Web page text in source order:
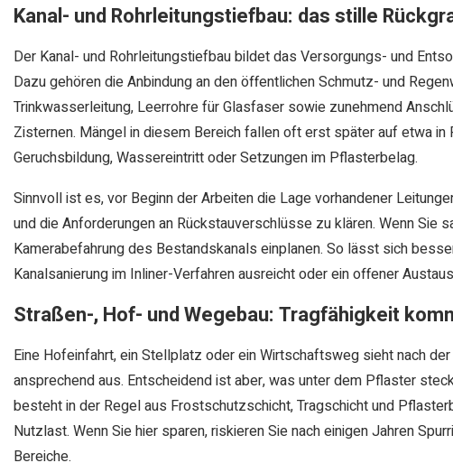
Kanal- und Rohrleitungstiefbau: das stille
Der Kanal- und Rohrleitungstiefbau bildet das Versorgungs- und
Dazu gehören die Anbindung an den öffentlichen Schmutz- und
Trinkwasserleitung, Leerrohre für Glasfaser sowie zunehmend
Zisternen. Mängel in diesem Bereich fallen oft erst später auf etwa in
Geruchsbildung, Wassereintritt oder Setzungen im Pflasterbelag.
Sinnvoll ist es, vor Beginn der Arbeiten die Lage vorhandener
und die Anforderungen an Rückstauverschlüsse zu klären. Wenn Sie
Kamerabefahrung des Bestandskanals einplanen. So lässt sich
Kanalsanierung im Inliner-Verfahren ausreicht oder ein offener
Straßen-, Hof- und Wegebau: Tragfähigkeit
Eine Hofeinfahrt, ein Stellplatz oder ein Wirtschaftsweg sieht nach
ansprechend aus. Entscheidend ist aber, was unter dem Pflaster
besteht in der Regel aus Frostschutzschicht, Tragschicht und
Nutzlast. Wenn Sie hier sparen, riskieren Sie nach einigen Jahren
Bereiche.